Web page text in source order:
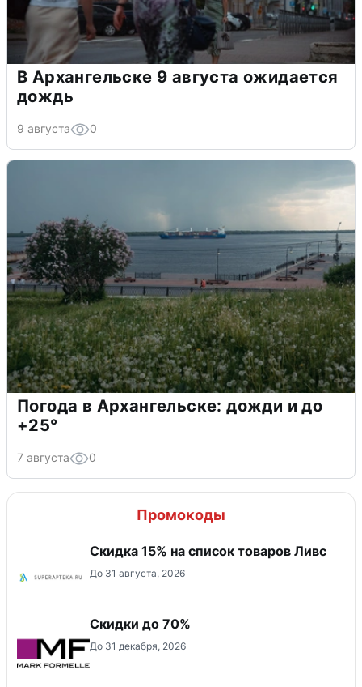
В Архангельске 9 августа ожидается
дождь
9 августа 0
Погода в Архангельске: дожди и до
+25°
7 августа 0
Промокоды
Скидка 15% на список товаров Ливс
До 31 августа, 2026
Скидки до 70%
До 31 декабря, 2026